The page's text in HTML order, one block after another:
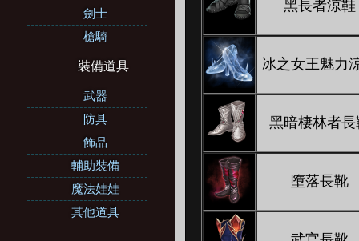
劍士
槍騎
裝備道具
武器
防具
飾品
輔助裝備
魔法娃娃
其他道具
黑長者涼鞋
冰之女王魅力
黑暗棲林者長
墮落長靴